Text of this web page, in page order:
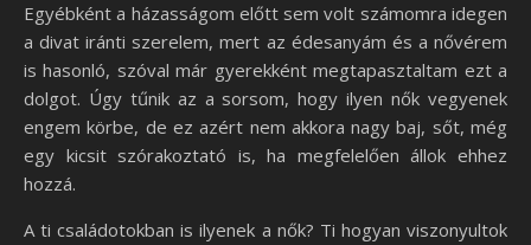
Egyébként a házasságom előtt sem volt számomra idegen
a divat iránti szerelem, mert az édesanyám és a nővérem
is hasonló, szóval már gyerekként megtapasztaltam ezt a
dolgot. Úgy tűnik az a sorsom, hogy ilyen nők vegyenek
engem körbe, de ez azért nem akkora nagy baj, sőt, még
egy kicsit szórakoztató is, ha megfelelően állok ehhez
hozzá.
A ti családotokban is ilyenek a nők? Ti hogyan viszonyultok